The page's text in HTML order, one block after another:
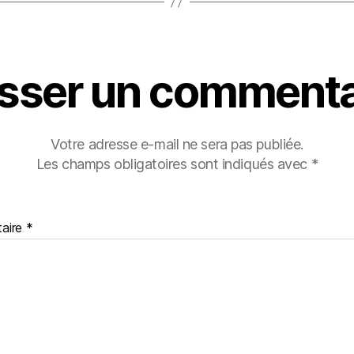
un
Votre adresse e-mail ne sera pas publiée.
Les champs obligatoires sont indiqués avec *
*